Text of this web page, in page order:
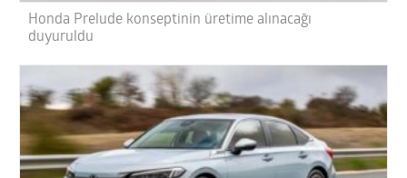
Honda Prelude konseptinin üretime alınacağı
duyuruldu